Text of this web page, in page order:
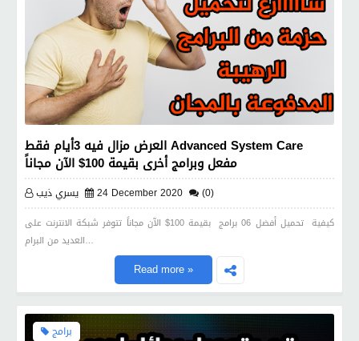
العرض مزال فيه 3أيام فقط Advanced System Care
مفعل وبرامج أخرى بقيمة 100$ الآن مجاناً
يسري ذيب 24 December 2020 (0)
كيفية تحميل أفضل 06 برامج بقيمة 100$ الآن مجاناً تتوفر شبكة الانترنت على
العديد من البرام…
Read more »
برامج